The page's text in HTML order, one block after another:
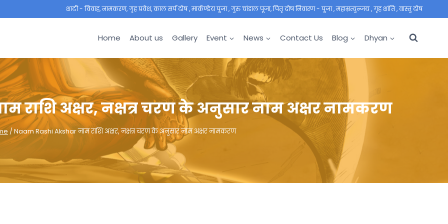
शादी - विवाह, नामकरण, गृह प्रवेश, काल सर्प दोष , मार्कण्डेय पूजा , गुरु चांडाल पूजा, पितृ दोष निवारण - पूजा , महाम्रत्युन्जय , गृह शांति , वास्तु दोष
Home About us Gallery Event News Contact Us Blog Dhyan
राशि अक्षर, नक्षत्र चरण के अनुसार नाम अक्षर नामकरण
/Naam Rashi Akshar नाम राशि अक्षर, नक्षत्र चरण के अनुसार नाम अक्षर नामकरण